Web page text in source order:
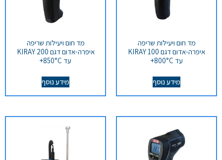
מד חום ויעילות שריפה
איפרה-אדום דגם KIRAY 100
עד 800°C+
מידע נוסף
מד חום ויעילות שריפה
איפרה-אדום דגם KIRAY 200
עד 850°C+
מידע נוסף